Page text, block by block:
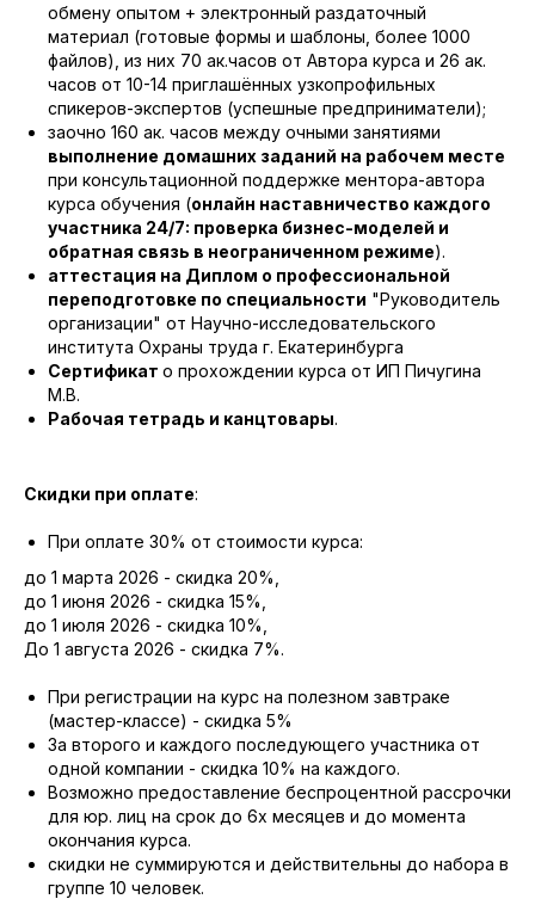
обмену опытом + электронный раздаточный
материал (готовые формы и шаблоны, более 1000
файлов), из них 70 ак.часов от Автора курса и 26 ак.
часов от 10-14 приглашённых узкопрофильных
спикеров-экспертов (успешные предприниматели);
заочно 160 ак. часов между очными занятиями
выполнение домашних заданий на рабочем месте
при консультационной поддержке ментора-автора
курса обучения (онлайн наставничество каждого
участника 24/7: проверка бизнес-моделей и
обратная связь в неограниченном режиме).
аттестация на Диплом о профессиональной
переподготовке по специальности "Руководитель
организации" от Научно-исследовательского
института Охраны труда г. Екатеринбурга
Сертификат о прохождении курса от ИП Пичугина
М.В.
Рабочая тетрадь и канцтовары.
Скидки при оплате:
При оплате 30% от стоимости курса:
до 1 марта 2026 - скидка 20%,
до 1 июня 2026 - скидка 15%,
до 1 июля 2026 - скидка 10%,
До 1 августа 2026 - скидка 7%.
При регистрации на курс на полезном завтраке
(мастер-классе) - скидка 5%
За второго и каждого последующего участника от
одной компании - скидка 10% на каждого.
Возможно предоставление беспроцентной рассрочки
для юр. лиц на срок до 6х месяцев и до момента
окончания курса.
скидки не суммируются и действительны до набора в
группе 10 человек.